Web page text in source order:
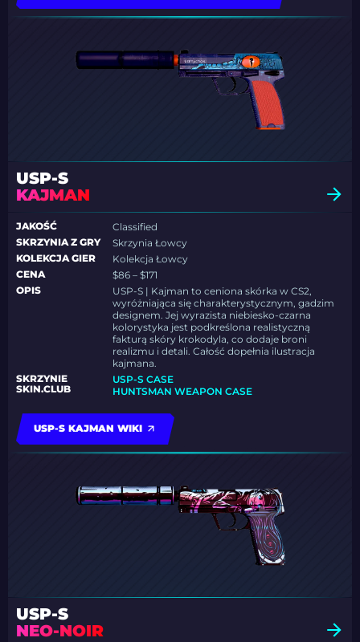
USP-S
KAJMAN
JAKOŚĆ
Classified
SKRZYNIA Z GRY
Skrzynia Łowcy
KOLEKCJA GIER
Kolekcja Łowcy
CENA
$86 – $171
OPIS
USP-S | Kajman to ceniona skórka w CS2,
wyróżniająca się charakterystycznym, gadzim
designem. Jej wyrazista niebiesko-czarna
kolorystyka jest podkreślona realistyczną
fakturą skóry krokodyla, co dodaje broni
realizmu i detali. Całość dopełnia ilustracja
kajmana.
SKRZYNIE
SKIN.CLUB
USP-S CASE
HUNTSMAN WEAPON CASE
USP-S KAJMAN WIKI
USP-S
NEO-NOIR